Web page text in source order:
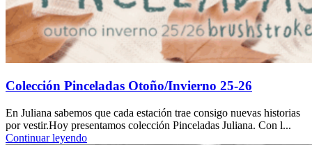
Colección Pinceladas Otoño/Invierno 25-26
En Juliana sabemos que cada estación trae consigo nuevas historias
por vestir.Hoy presentamos colección Pinceladas Juliana. Con l...
Continuar leyendo